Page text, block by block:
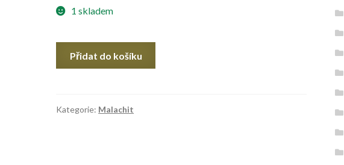
1 skladem
Přidat do košíku
Kategorie: Malachit